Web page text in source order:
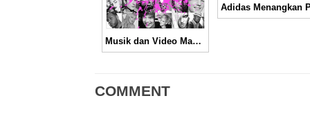
Musik dan Video Mashup Terbaik di Tahun 2012
COMMENT